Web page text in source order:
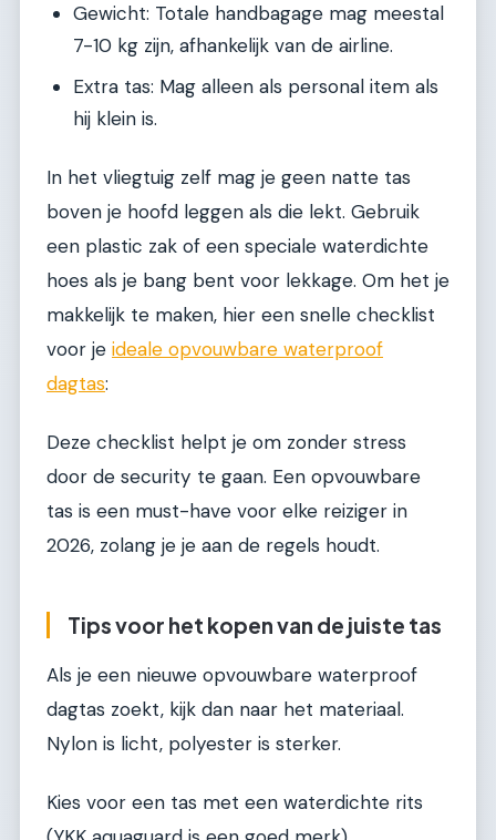
Gewicht: Totale handbagage mag meestal
7-10 kg zijn, afhankelijk van de airline.
Extra tas: Mag alleen als personal item als
hij klein is.
In het vliegtuig zelf mag je geen natte tas
boven je hoofd leggen als die lekt. Gebruik
een plastic zak of een speciale waterdichte
hoes als je bang bent voor lekkage. Om het je
makkelijk te maken, hier een snelle checklist
voor je ideale opvouwbare waterproof
dagtas:
Deze checklist helpt je om zonder stress
door de security te gaan. Een opvouwbare
tas is een must-have voor elke reiziger in
2026, zolang je je aan de regels houdt.
Tips voor het kopen van de juiste tas
Als je een nieuwe opvouwbare waterproof
dagtas zoekt, kijk dan naar het materiaal.
Nylon is licht, polyester is sterker.
Kies voor een tas met een waterdichte rits